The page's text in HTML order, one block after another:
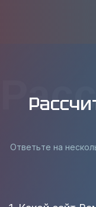
Ответьте на